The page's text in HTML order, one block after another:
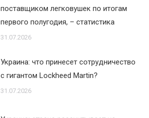
поставщиком легковушек по итогам
первого полугодия, – статистика
31.07.2026
Украина: что принесет сотрудничество
с гигантом Lockheed Martin?
31.07.2026